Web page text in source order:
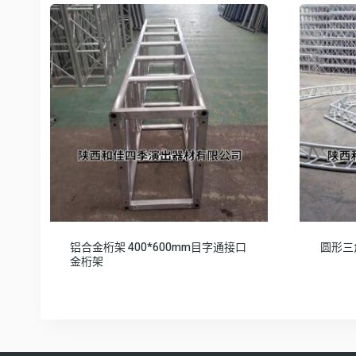
铝合金桁架 400*600mm目字通接口
金桁架
圆形